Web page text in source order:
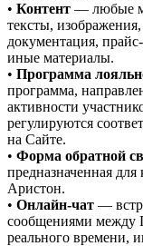
• Контент — любые
тексты,
документация,
иные материалы.
• Программа
программа,
активности
регулируются
на Сайте.
• Форма обратной
предназначенная
Аристон.
• Онлайн-чат —
сообщениями между
реального времени,